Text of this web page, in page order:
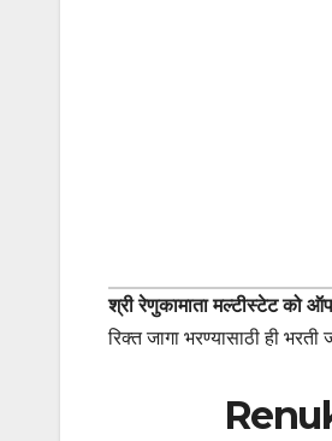
श्री रेणुकामाता मल्टीस्टेट को
रिक्त जागा भरण्यासाठी ही